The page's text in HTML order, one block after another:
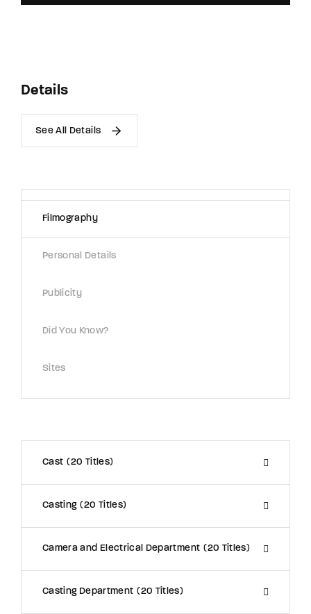
Details
See All Details
Filmography
Personal Details
Publicity
Did You Know?
Sites
Cast 20 Titles
Casting 20 Titles
Camera and Electrical Department 20 Titles
Casting Department 20 Titles